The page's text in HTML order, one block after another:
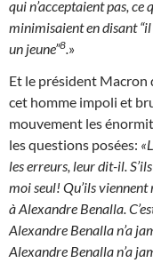
qui n’acceptaient pas,
minimisaient en disant
un jeune”8.»
Et le président Macron
cet homme impoli et
mouvement les
les questions posées:
les erreurs, leur dit-il.
moi seul! Qu’ils viennent
à Alexandre Benalla.
Alexandre Benalla n’a
Alexandre Benalla n’a